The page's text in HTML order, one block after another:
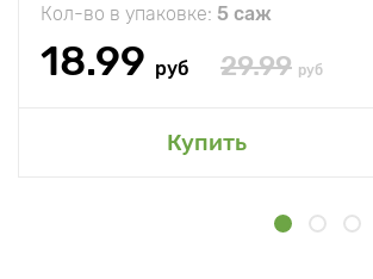
Кол-во в упаковке: 5 саж
18.99 руб 29.99 руб
Купить